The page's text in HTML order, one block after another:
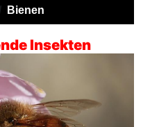
Bienen
Insekten